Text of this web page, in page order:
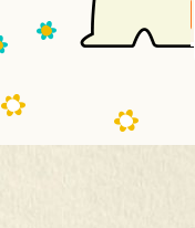
施設のご案内